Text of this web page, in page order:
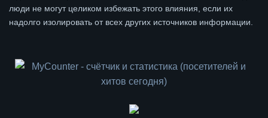
люди не могут целиком избежать этого влияния, если их
надолго изолировать от всех других источников информации.